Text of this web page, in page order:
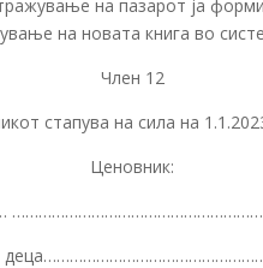
на пазарот ја
на новата книга во
Член 12
стапува на сила на
Ценовник:
за